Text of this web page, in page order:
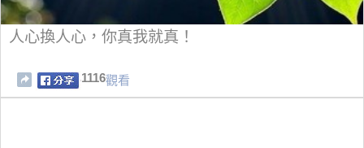
人心換人心，你真我就真！
1116觀看